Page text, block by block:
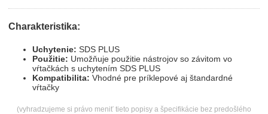
Charakteristika:
Uchytenie: SDS PLUS
Použitie: Umožňuje použitie nástrojov so závitom vo
vŕtačkách s uchytením SDS PLUS
Kompatibilita: Vhodné pre príklepové aj štandardné
vŕtačky
(vyhradzujeme si právo meniť tieto popisy a špecifikácie bez predošlého